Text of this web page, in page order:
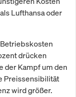
Lufthansa oder
drücken
der Kampf um den
Preissensibilität
wird größer.